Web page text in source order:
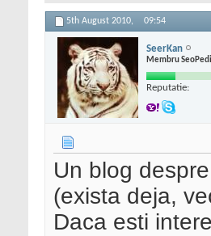
5th August 2010, 09:54
SeerKan
Membru
Reputatie:
Un blog
(exista deja,
Daca esti